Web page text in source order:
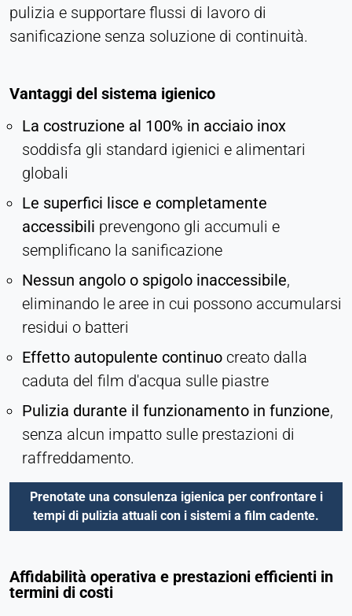
pulizia e supportare flussi di lavoro di
sanificazione senza soluzione di continuità.
Vantaggi del sistema igienico
La costruzione al 100% in acciaio inox
soddisfa gli standard igienici e alimentari
globali
Le superfici lisce e completamente
accessibili prevengono gli accumuli e
semplificano la sanificazione
Nessun angolo o spigolo inaccessibile,
eliminando le aree in cui possono accumularsi
residui o batteri
Effetto autopulente continuo creato dalla
caduta del film d'acqua sulle piastre
Pulizia durante il funzionamento in funzione,
senza alcun impatto sulle prestazioni di
raffreddamento.
Prenotate una consulenza igienica per confrontare i
tempi di pulizia attuali con i sistemi a film cadente.
Affidabilità operativa e prestazioni efficienti in
termini di costi